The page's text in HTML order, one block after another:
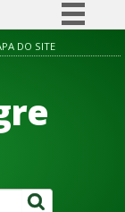
DO SITE